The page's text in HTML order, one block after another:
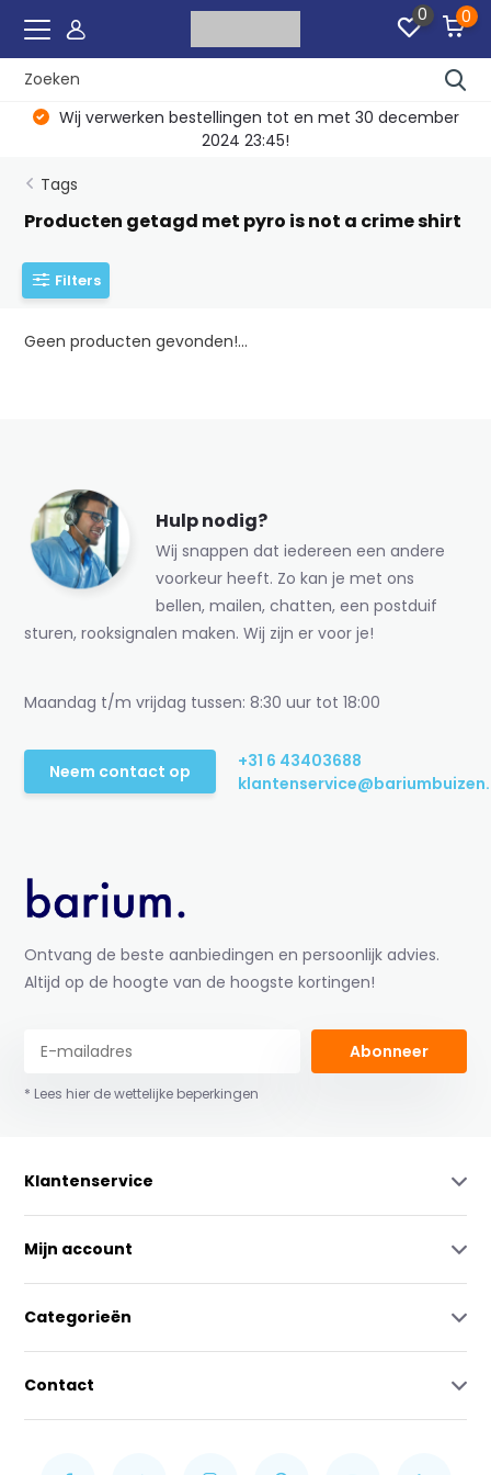
0 0
Wij verwerken bestellingen tot en met 30 december
2024 23:45!
Tags
Producten getagd met pyro is not a crime shirt
Filters
Geen producten gevonden!...
Hulp nodig?
Wij snappen dat iedereen een andere
voorkeur heeft. Zo kan je met ons
bellen, mailen, chatten, een postduif
sturen, rooksignalen maken. Wij zijn er voor je!
Maandag t/m vrijdag tussen: 8:30 uur tot 18:00
Neem contact op
+31 6 43403688
Ontvang de beste aanbiedingen en persoonlijk advies.
Altijd op de hoogte van de hoogste kortingen!
Abonneer
* Lees hier de wettelijke beperkingen
Klantenservice
Mijn account
Categorieën
Contact